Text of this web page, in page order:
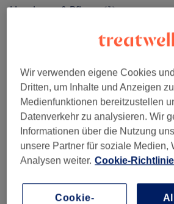
Haarkuren & Pflege (1)
Herren - Haarschnitt, Bart & Stylings
Kinder - Haarschnitte & Stylings (3)
Unsere Arbeit
Bild anklicken für weitere Details
Wir verwenden eigene Cookies
Dritten, um Inhalte und Anzeigen
Medienfunktionen bereitzustellen
Datenverkehr zu analysieren. Wir
Informationen über die Nutzung
unsere Partner für soziale Medien,
Analysen weiter. Cookie-
Cookie-